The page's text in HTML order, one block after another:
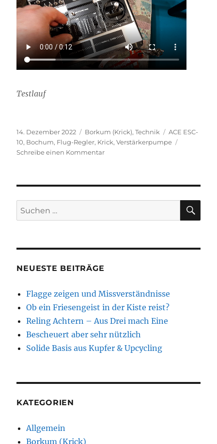
Testlauf
Veröffentlicht
am
14. Dezember 2022 Kategorien
Borkum (Krick),Technik Schlagwörter
ACE ESC-
10, Bochum, Flug-Regler, Krick,Verstärkerpumpe
Schreibe einen Kommentarzu
Suchen
nach:
NEUESTE BEITRÄGE
Flagge zeigen und Missverständnisse
Ob ein Friesengeist in der Kiste reist?
Reling Achtern – Aus Drei mach Eine
Bescheuert aber sehr nützlich
Solide Basis aus Kupfer & Upcycling
KATEGORIEN
Allgemein
Borkum (Krick)